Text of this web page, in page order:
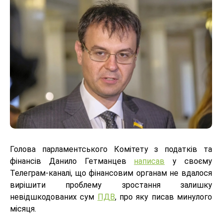
Голова парламентського Комітету з податків та
фінансів Данило Гетманцев написав у своєму
Телеграм-каналі, що фінансовим органам не вдалося
вирішити проблему зростання залишку
невідшкодованих сум ПДВ, про яку писав минулого
місяця.